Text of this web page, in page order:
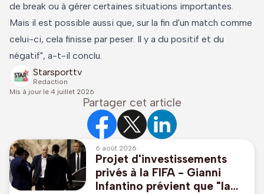
de break ou à gérer certaines situations importantes.
Mais il est possible aussi que, sur la fin d'un match comme
celui-ci, cela finisse par peser. Il y a du positif et du
négatif", a-t-il conclu.
Starsporttv
Redaction
Mis à jour le 4 juillet 2026
Partager cet article
6 août 2026
Projet d'investissements
privés à la FIFA - Gianni
Infantino prévient que "la